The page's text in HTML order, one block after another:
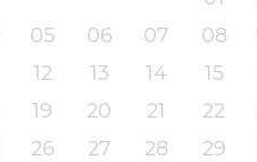
05 06 07 08
12 13 14 15
19 20 21 22
26 27 28 29